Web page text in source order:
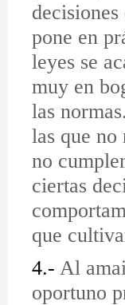
pone en
leyes se
muy en
las
las que no
no
ciertas
que
4.- Al
oportuno